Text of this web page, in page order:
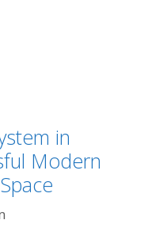
in
Modern